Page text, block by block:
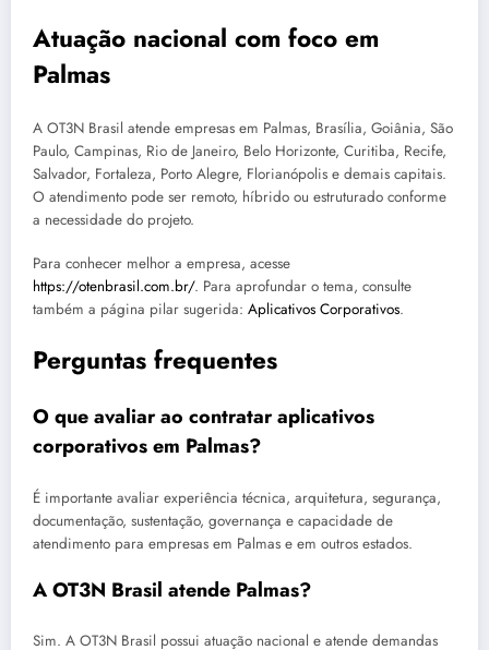
Atuação nacional com foco em
Palmas
A OT3N Brasil atende empresas em Palmas, Brasília, Goiânia, São
Paulo, Campinas, Rio de Janeiro, Belo Horizonte, Curitiba, Recife,
Salvador, Fortaleza, Porto Alegre, Florianópolis e demais capitais.
O atendimento pode ser remoto, híbrido ou estruturado conforme
a necessidade do projeto.
Para conhecer melhor a empresa, acesse
https://otenbrasil.com.br/. Para aprofundar o tema, consulte
também a página pilar sugerida: Aplicativos Corporativos.
Perguntas frequentes
O que avaliar ao contratar aplicativos
corporativos em Palmas?
É importante avaliar experiência técnica, arquitetura, segurança,
documentação, sustentação, governança e capacidade de
atendimento para empresas em Palmas e em outros estados.
A OT3N Brasil atende Palmas?
Sim. A OT3N Brasil possui atuação nacional e atende demandas